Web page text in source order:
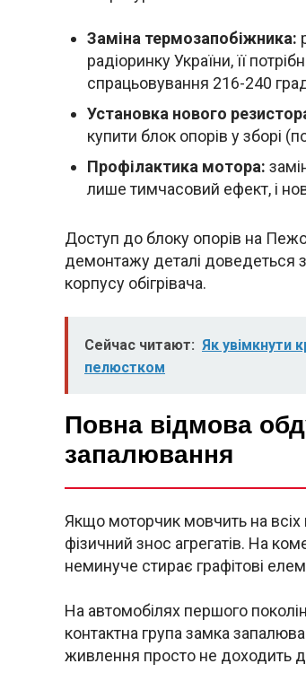
Заміна термозапобіжника:
радіоринку України, її
спрацьовування 216-240
Установка нового
купити блок опорів у зборі
Профілактика мотора:
лише тимчасовий ефект, і
Доступ до блоку опорів на
демонтажу деталі доведеться
корпусу обігрівача.
Сейчас читают: Як увімкнути
пелюстком
Повна відмова
запалювання
Якщо моторчик мовчить на
фізичний знос агрегатів. На
неминуче стирає графітові
На автомобілях першого
контактна група замка
живлення просто не доходить